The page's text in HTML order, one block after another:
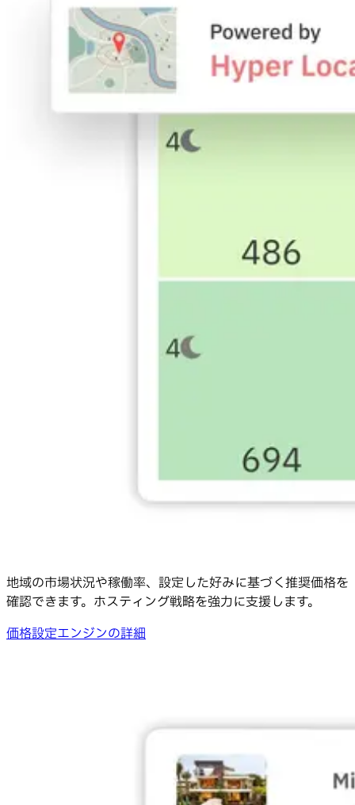
地域の市場状況や稼働率、設定した好みに基づく推奨価格を
確認できます。ホスティング戦略を強力に支援します。
価格設定エンジンの詳細